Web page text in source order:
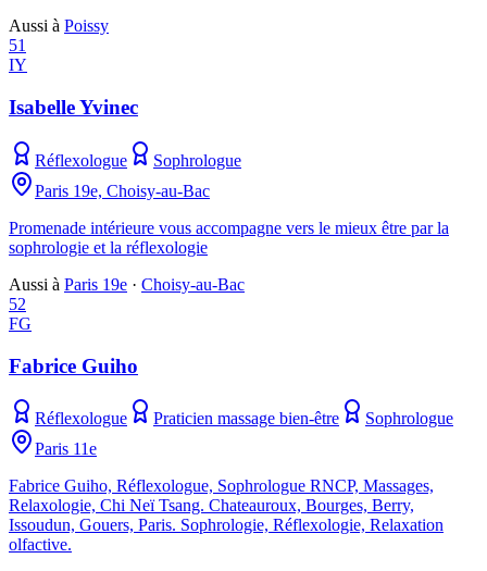
Aussi à Poissy
51
IY
Isabelle Yvinec
Réflexologue
Sophrologue
Paris 19e, Choisy-au-Bac
Promenade intérieure vous accompagne vers le mieux être par la
sophrologie et la réflexologie
Aussi à Paris 19e · Choisy-au-Bac
52
FG
Fabrice Guiho
Réflexologue Praticien massage bien-être
Sophrologue
Paris 11e
Fabrice Guiho, Réflexologue, Sophrologue RNCP, Massages,
Relaxologie, Chi Neï Tsang. Chateauroux, Bourges, Berry,
Issoudun, Gouers, Paris. Sophrologie, Réflexologie, Relaxation
olfactive.